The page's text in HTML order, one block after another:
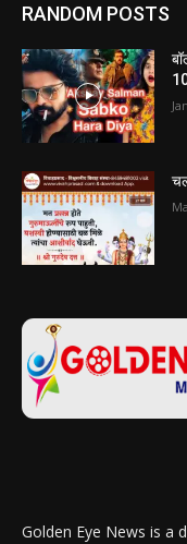
RANDOM POSTS
Golden Eye News is a